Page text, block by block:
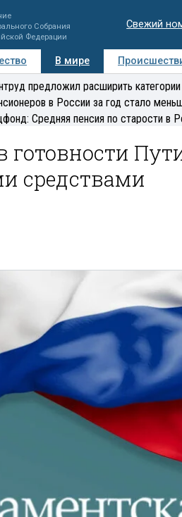
Собрания
Федерации
Свежий
В мире
Регионы Медиацентр
предложил расширить
в России за год стало
Средняя пенсия по старости в
готовности
средствами